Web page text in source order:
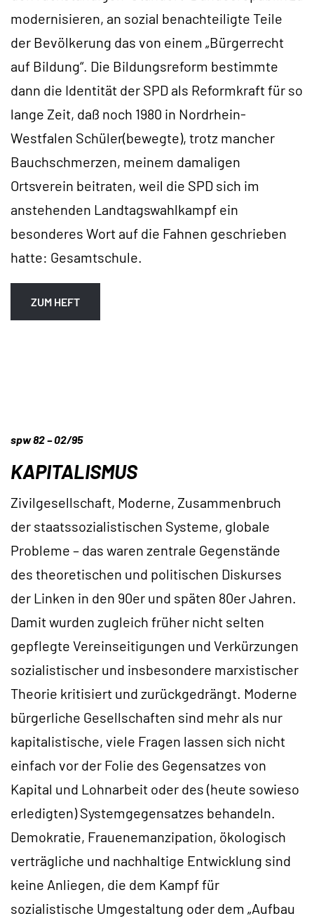
modernisieren, an sozial benachteiligte Teile
der Bevölkerung das von einem „Bürgerrecht
auf Bildung“. Die Bildungsreform bestimmte
dann die Identität der SPD als Reformkraft für so
lange Zeit, daß noch 1980 in Nordrhein-
Westfalen Schüler(bewegte), trotz mancher
Bauchschmerzen, meinem damaligen
Ortsverein beitraten, weil die SPD sich im
anstehenden Landtagswahlkampf ein
besonderes Wort auf die Fahnen geschrieben
hatte: Gesamtschule.
ZUM HEFT
spw 82 – 02/95
KAPITALISMUS
Zivilgesellschaft, Moderne, Zusammenbruch
der staatssozialistischen Systeme, globale
Probleme – das waren zentrale Gegenstände
des theoretischen und politischen Diskurses
der Linken in den 90er und späten 80er Jahren.
Damit wurden zugleich früher nicht selten
gepflegte Vereinseitigungen und Verkürzungen
sozialistischer und insbesondere marxistischer
Theorie kritisiert und zurückgedrängt. Moderne
bürgerliche Gesellschaften sind mehr als nur
kapitalistische, viele Fragen lassen sich nicht
einfach vor der Folie des Gegensatzes von
Kapital und Lohnarbeit oder des (heute sowieso
erledigten) Systemgegensatzes behandeln.
Demokratie, Frauenemanzipation, ökologisch
verträgliche und nachhaltige Entwicklung sind
keine Anliegen, die dem Kampf für
sozialistische Umgestaltung oder dem „Aufbau